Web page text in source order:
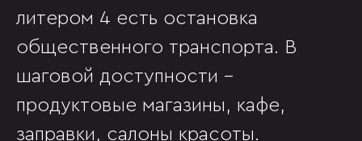
литером 4 есть остановка
общественного транспорта. В
шаговой доступности –
продуктовые магазины, кафе,
заправки, салоны красоты.